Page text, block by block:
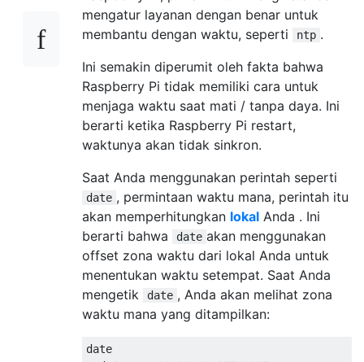
mengatur layanan dengan benar untuk
membantu dengan waktu, seperti
ntp .
Ini semakin diperumit oleh fakta bahwa
Raspberry Pi tidak memiliki cara untuk
menjaga waktu saat mati / tanpa daya. Ini
berarti ketika Raspberry Pi restart,
waktunya akan tidak sinkron.
Saat Anda menggunakan perintah seperti
date , permintaan waktu mana, perintah itu
akan memperhitungkan lokal Anda . Ini
berarti bahwa
date akan menggunakan
offset zona waktu dari lokal Anda untuk
menentukan waktu setempat. Saat Anda
mengetik
date , Anda akan melihat zona
waktu mana yang ditampilkan:
date